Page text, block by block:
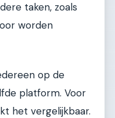
taken, zoals
worden
op de
platform. Voor
het vergelijkbaar.